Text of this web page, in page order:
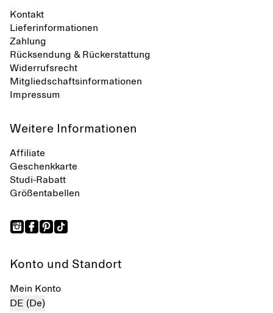
Kontakt
Lieferinformationen
Zahlung
Rücksendung & Rückerstattung
Widerrufsrecht
Mitgliedschaftsinformationen
Impressum
Weitere Informationen
Affiliate
Geschenkkarte
Studi-Rabatt
Größentabellen
Konto und Standort
Mein Konto
DE (De)